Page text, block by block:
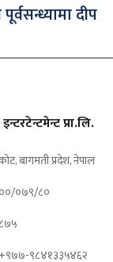
दीप
प्रा.लि.
बागमती प्रदेश, नेपाल
२००/०७९/८०
+९७७-९८४१३३५४६२